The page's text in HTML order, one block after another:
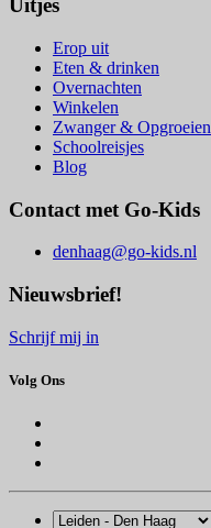
Uitjes
Erop uit
Eten & drinken
Overnachten
Winkelen
Zwanger & Opgroeien
Schoolreisjes
Blog
Contact met Go-Kids
denhaag@go-kids.nl
Nieuwsbrief!
Schrijf mij in
Volg Ons